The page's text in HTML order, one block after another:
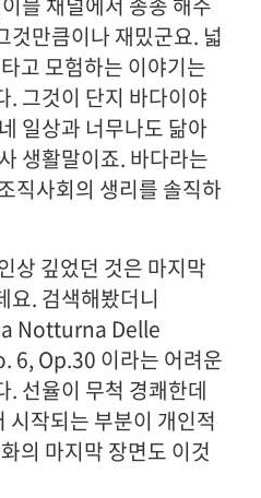
것만큼이나 재밌군요. 넓
고 모험하는 이야기는
. 그것이 단지 바다이야
일상과 너무나도 닮아
생활말이죠. 바다라는
직사회의 생리를 솔직하
상 깊었던 것은 마지막
요. 검색해봤더니
Notturna Delle
Op.30 이라는 어려운
. 선율이 무척 경쾌한데
시작되는 부분이 개인적
의 마지막 장면도 이것